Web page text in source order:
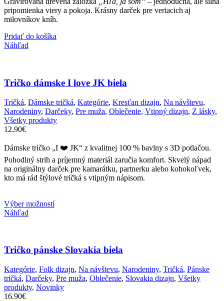
pripomienka viery a pokoja. Krásny darček pre veriacich aj
milovníkov kníh.
Pridať do košíka
Náhľad
Tričko dámske I love JK biela
Tričká, Dámske tričká, Kategórie, Kresťan dizajn, Na návštevu,
Narodeniny, Darčeky, Pre muža, Oblečenie, Vtipný dizajn, Z lásky,
Všetky produkty
12.90€
Dámske tričko „I ❤️ JK“ z kvalitnej 100 % bavlny s 3D potlačou.
Pohodlný strih a príjemný materiál zaručia komfort. Skvelý nápad
na originálny darček pre kamarátku, partnerku alebo kohokoľvek,
kto má rád štýlové tričká s vtipným nápisom.
Výber možnostíTento
Možnosti
môžete
vybrať
na
stránke
Náhľad
Tričko pánske Slovakia biela
Kategórie, Folk dizajn, Na návštevu, Narodeniny, Tričká, Pánske
tričká, Darčeky, Pre muža, Oblečenie, Slovakia dizajn, Všetky
produkty, Novinky
16.90€